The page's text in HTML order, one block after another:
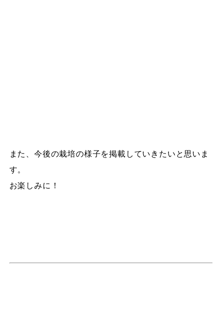
また、今後の栽培の様子を掲載していきたいと思いま
す。
お楽しみに！